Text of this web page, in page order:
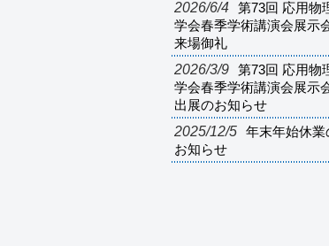
2026/6/4
第73回 応用物
学会春季学術講演会展示
来場御礼
2026/3/9
第73回 応用物
学会春季学術講演会展示
出展のお知らせ
2025/12/5
年末年始休業
お知らせ